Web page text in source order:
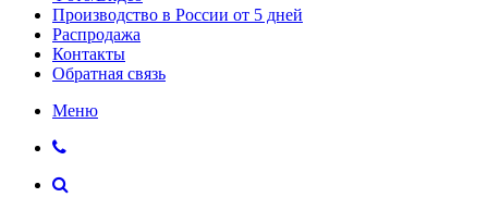
Производство в России от 5 дней
Распродажа
Контакты
Обратная связь
Меню